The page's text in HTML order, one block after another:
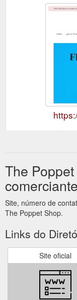
The
comerciante
Site, número de
The Poppet Shop.
Links do
Site oficial